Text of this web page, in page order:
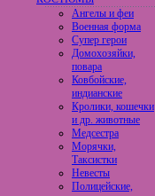
Ангелы и феи
Военная форма
Супер герои
Домохозяйки,
повара
Ковбойские,
индианские
Кролики, кошечки
и др. животные
Медсестра
Морячки,
Таксистки
Невесты
Полицейские,